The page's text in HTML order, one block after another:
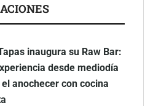
inaugura su Raw Bar:
desde mediodía
anochecer con cocina